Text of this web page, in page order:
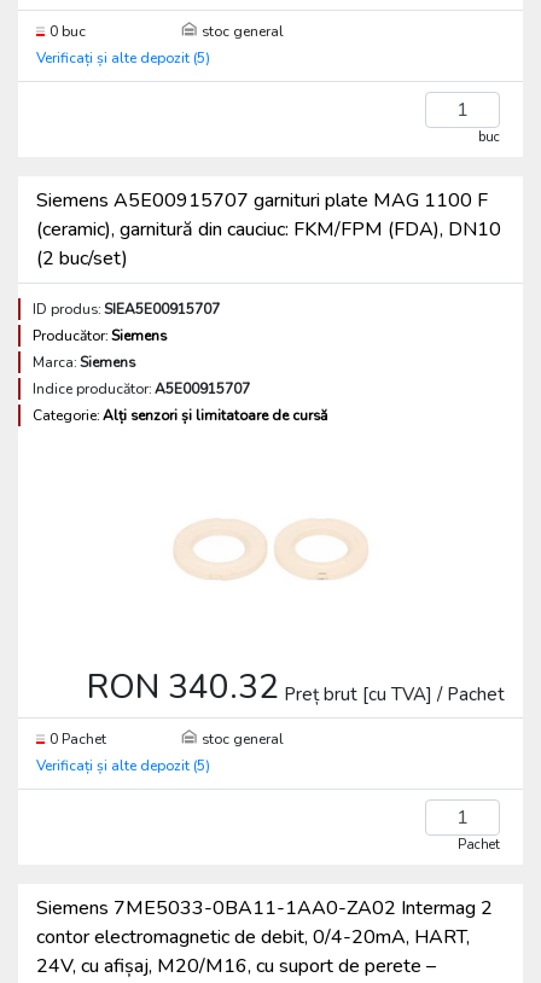
0 buc
stoc general
Verificați și alte depozit (5)
buc
Siemens A5E00915707 garnituri plate MAG 1100 F
(ceramic), garnitură din cauciuc: FKM/FPM (FDA), DN10
(2 buc/set)
ID produs:SIEA5E00915707
Producător:Siemens
Marca:Siemens
Indice producător:A5E00915707
Categorie:Alți senzori și limitatoare de cursă
RON 340.32 Preț brut [cu TVA] / Pachet
0 Pachet
stoc general
Verificați și alte depozit (5)
Pachet
Siemens 7ME5033-0BA11-1AA0-ZA02 Intermag 2
contor electromagnetic de debit, 0/4-20mA, HART,
24V, cu afișaj, M20/M16, cu suport de perete –